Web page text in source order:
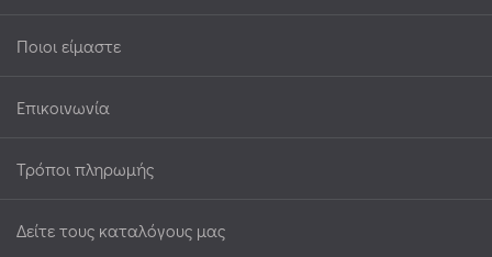
Ποιοι είμαστε
Επικοινωνία
Τρόποι πληρωμής
Δείτε τους καταλόγους μας